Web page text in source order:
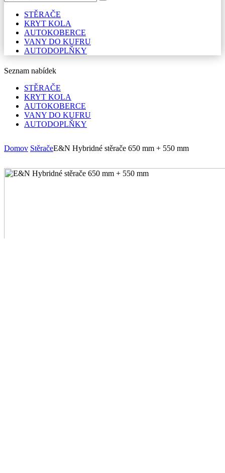
STĚRAČE
KRYT KOLA
AUTOKOBERCE
VANY DO KUFRU
AUTODOPLŇKY
Seznam nabídek
STĚRAČE
KRYT KOLA
AUTOKOBERCE
VANY DO KUFRU
AUTODOPLŇKY
Domov StěračeE&N Hybridné stěrače 650 mm + 550 mm